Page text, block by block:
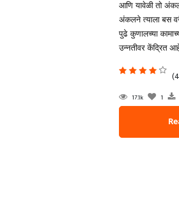
आणि यावेळी तो
अंकलने त्याला बस
पुढे कुणालच्या
उन्नतीवर केंद्रित
17.1k 1